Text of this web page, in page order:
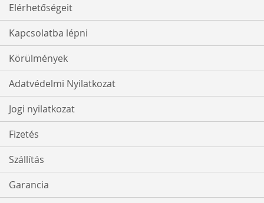
Elérhetőségeit
Kapcsolatba lépni
Körülmények
Adatvédelmi Nyilatkozat
Jogi nyilatkozat
Fizetés
Szállítás
Garancia